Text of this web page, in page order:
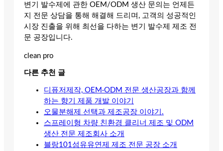
변기 발수제에 관한 OEM/ODM 생산 문의는 언제든
지 전문 상담을 통해 해결해 드리며, 고객의 성공적인
시장 진출을 위해 최선을 다하는 변기 발수제 제조 전
문 공장입니다.
clean pro
다른 추천 글
디퓨저제작, OEM·ODM 전문 생산공장과 함께
하는 향기 제품 개발 이야기
오물분해제 선택과 제조공장 이야기.
스프레이형 차량 친환경 클리너 제조 및 ODM
생산 전문 제조회사 소개
블랑101섬유유연제 제조 전문 공장 소개